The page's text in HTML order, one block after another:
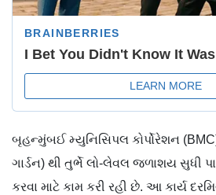
બૃહન્મુંબઈ મ્યુનિસિપલ કોર્પોરેશન
ગાર્ડન) થી તુર્ભે લો-લેવલ જળાશય સુધી
કરવા માટે કામ કરી રહી છે. આ કાર્ય